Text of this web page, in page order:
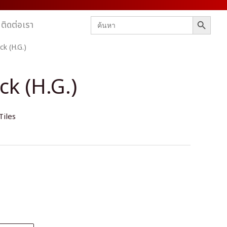
ติดต่อเรา Search
for:
SEARCH BUTTON
(H.G.)
(H.G.)